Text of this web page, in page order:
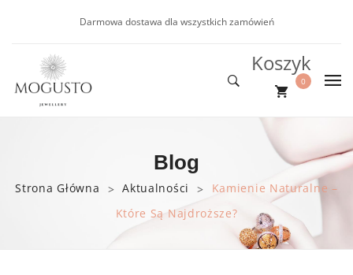
Darmowa dostawa dla wszystkich zamówień
Koszyk
0
Nie ma produktów w koszyku.
Kolczyki
Bransoletki
Bransoletki
NOWOŚCI
PROMOCJE
Blog
Strona Główna > Aktualności >
Kamienie Naturalne –
Które Są Najdroższe?